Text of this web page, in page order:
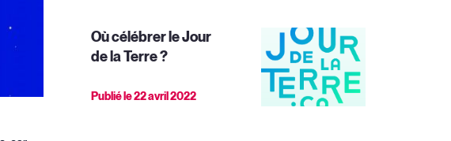
Où célébrer le Jour
de la Terre ?
Publié le22 avril 2022